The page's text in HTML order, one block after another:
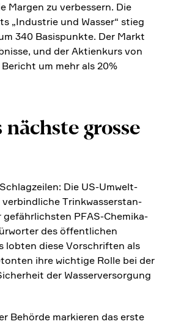
Margen zu verbes­sern. Die
„Industrie und Wasser“ stieg
340 Basis­punkte. Der Markt
und der Aktien­kurs von
um mehr als 20%
nächste grosse
Die US-Umwelt­
Trink­was­ser­stan­
gefähr­lich­sten PFAS-Chemi­ka­
des öffent­li­chen
lobten diese Vorschriften als
ihre wichtige Rolle bei der
der Wasser­ver­sor­gung
Behörde markieren das erste